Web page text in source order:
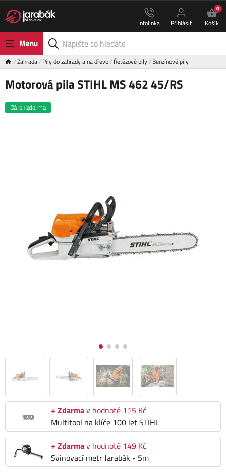
Infolinka Přihlásit
0
Košík
Menu
Zahrada Pily do zahrady a na dřevo Řetězové pily Benzínové pily
Motorová pila STIHL MS 462 45/RS
Dárek zdarma
+ Zdarmav hodnotě 115 Kč
Multitool na klíče 100 let STIHL
+ Zdarmav hodnotě 149 Kč
Svinovací metr Jarabák - 5m